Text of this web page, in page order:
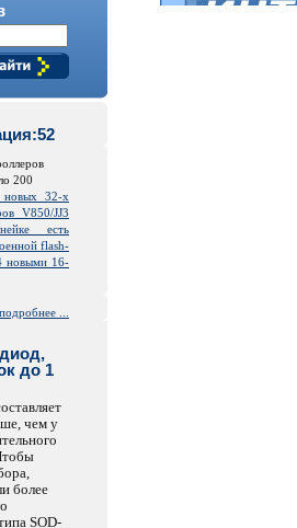
200
новых 32-х
V850/JJ3
есть
flash-
новыми 16-
подробнее ...
до 1
чем у
более
SOD-